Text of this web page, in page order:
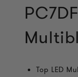
Top LED